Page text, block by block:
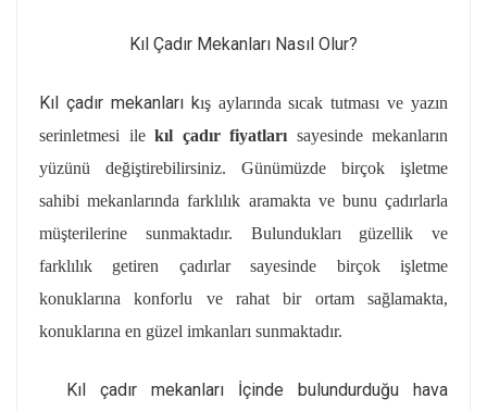
Kıl Çadır Mekanları Nasıl Olur?
Kıl çadır mekanları kış aylarında sıcak tutması ve yazın
serinletmesi ile kıl çadır fiyatları sayesinde mekanların
yüzünü değiştirebilirsiniz. Günümüzde birçok işletme
sahibi mekanlarında farklılık aramakta ve bunu çadırlarla
müşterilerine sunmaktadır. Bulundukları güzellik ve
farklılık getiren çadırlar sayesinde birçok işletme
konuklarına konforlu ve rahat bir ortam sağlamakta,
konuklarına en güzel imkanları sunmaktadır.
Kıl çadır mekanları İçinde bulundurduğu hava